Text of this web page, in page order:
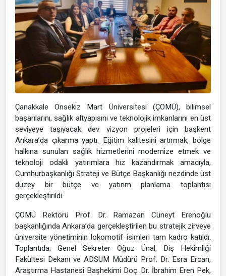
Çanakkale Onsekiz Mart Üniversitesi (ÇOMÜ), bilimsel
başarılarını, sağlık altyapısını ve teknolojik imkanlarını en üst
seviyeye taşıyacak dev vizyon projeleri için başkent
Ankara’da çıkarma yaptı. Eğitim kalitesini artırmak, bölge
halkına sunulan sağlık hizmetlerini modernize etmek ve
teknoloji odaklı yatırımlara hız kazandırmak amacıyla,
Cumhurbaşkanlığı Strateji ve Bütçe Başkanlığı nezdinde üst
düzey bir bütçe ve yatırım planlama toplantısı
gerçekleştirildi.
ÇOMÜ Rektörü Prof. Dr. Ramazan Cüneyt Erenoğlu
başkanlığında Ankara’da gerçekleştirilen bu stratejik zirveye
üniversite yönetiminin lokomotif isimleri tam kadro katıldı.
Toplantıda; Genel Sekreter Oğuz Ünal, Diş Hekimliği
Fakültesi Dekanı ve ADSUM Müdürü Prof. Dr. Esra Ercan,
Araştırma Hastanesi Başhekimi Doç. Dr. İbrahim Eren Pek,